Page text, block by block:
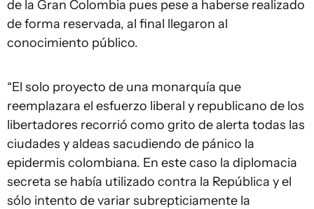
de la Gran Colombia pues pese a haberse realizado
de forma reservada, al final llegaron al
conocimiento público.
“El solo proyecto de una monarquía que
reemplazara el esfuerzo liberal y republicano de los
libertadores recorrió como grito de alerta todas las
ciudades y aldeas sacudiendo de pánico la
epidermis colombiana. En este caso la diplomacia
secreta se había utilizado contra la República y el
sólo intento de variar subrepticiamente la